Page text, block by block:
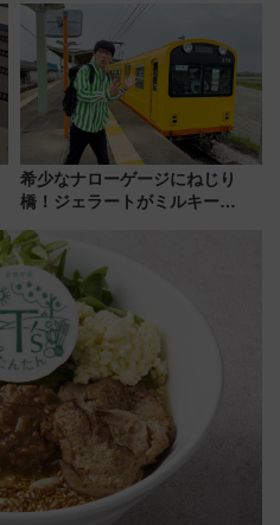
した、推し活遠征や観光時のリ
アルな懐事情
希少なナローゲージにねじり
橋！ジェラートがミルキー
278回目の舞台は「三岐鉄道北
勢線」